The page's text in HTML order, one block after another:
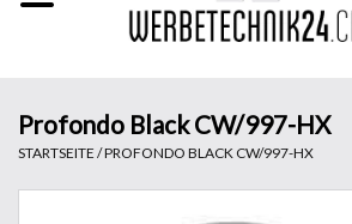
Profondo Black CW/997-HX
STARTSEITE /PROFONDO BLACK CW/997-HX